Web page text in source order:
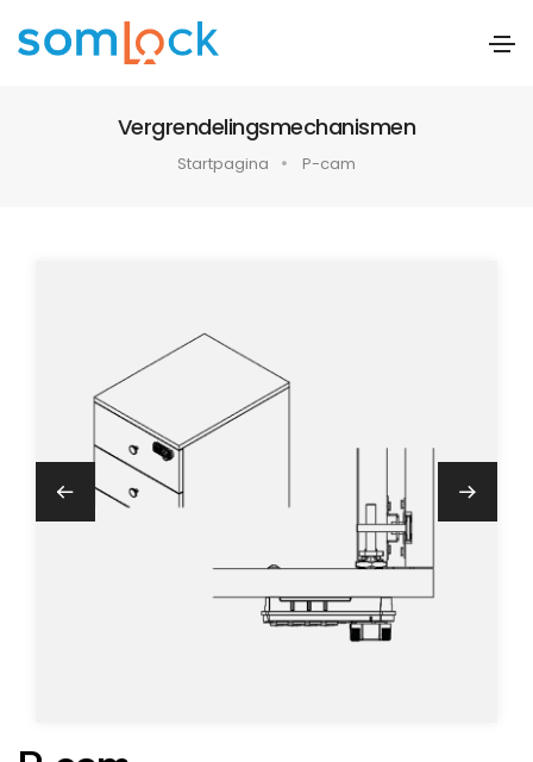
Vergrendelingsmechanismen
Startpagina P-cam